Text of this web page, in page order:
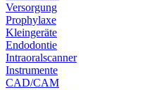
Versorgung
Prophylaxe
Kleingeräte
Endodontie
Intraoralscanner
Instrumente
CAD/CAM